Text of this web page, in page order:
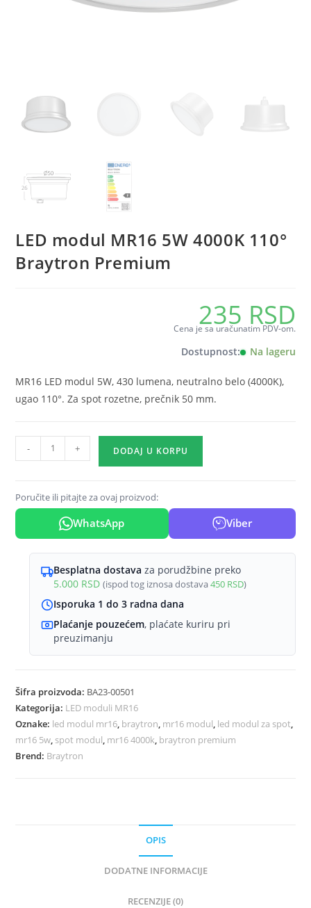
LED modul MR16 5W 4000K 110°
Braytron Premium
235 RSD
Cena je sa uračunatim PDV-om.
Dostupnost: Na lageru
MR16 LED modul 5W, 430 lumena, neutralno belo (4000K),
ugao 110°. Za spot rozetne, prečnik 50 mm.
modul
5W
4000K
Premium
- + DODAJ U KORPU
Poručite ili pitajte za ovaj proizvod:
WhatsApp Viber
Besplatna dostava za porudžbine preko
5.000 RSD (ispod tog iznosa dostava450 RSD)
Isporuka 1 do 3 radna dana
Plaćanje pouzećem, plaćate kuriru pri
preuzimanju
Šifra proizvoda: BA23-00501
Kategorija: LED moduli MR16
Oznake: led modul mr16 braytron mr16 modul led modul za spot
mr16 5w spot modul mr16 4000k braytron premium
Brend: Braytron
OPIS
DODATNE INFORMACIJE
RECENZIJE (0)